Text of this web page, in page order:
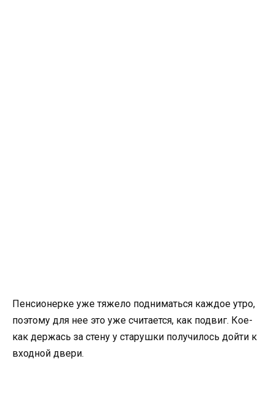
Пенсионерке уже тяжело подниматься каждое утро,
поэтому для нее это уже считается, как подвиг. Кое-
как держась за стену у старушки получилось дойти к
входной двери.